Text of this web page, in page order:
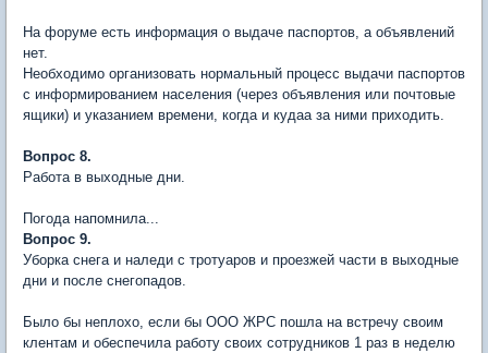
На форуме есть информация о выдаче паспортов, а объявлений
нет.
Необходимо организовать нормальный процесс выдачи паспортов
с информированием населения (через объявления или почтовые
ящики) и указанием времени, когда и кудаа за ними приходить.
Вопрос 8.
Работа в выходные дни.
Погода напомнила...
Вопрос 9.
Уборка снега и наледи с тротуаров и проезжей части в выходные
дни и после снегопадов.
Было бы неплохо, если бы ООО ЖРС пошла на встречу своим
клентам и обеспечила работу своих сотрудников 1 раз в неделю